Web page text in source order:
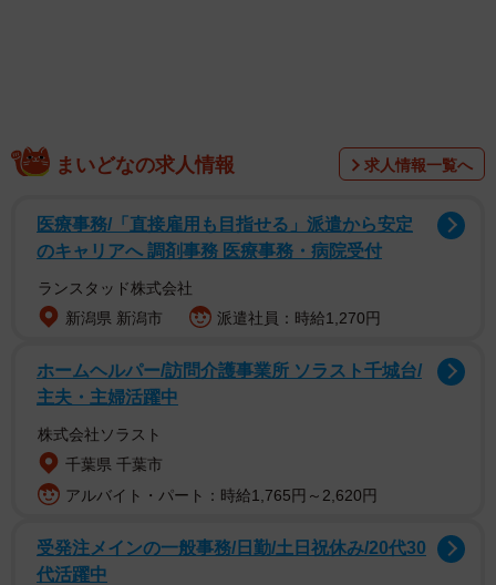
まいどなの求人情報 求人情報一覧へ
医療事務/「直接雇用も目指せる」派遣から安定
のキャリアへ 調剤事務 医療事務・病院受付
ランスタッド株式会社
新潟県 新潟市
派遣社員：時給1,270円
ホームヘルパー/訪問介護事業所 ソラスト千城台/
主夫・主婦活躍中
株式会社ソラスト
千葉県 千葉市
アルバイト・パート：時給1,765円～2,620円
受発注メインの一般事務/日勤/土日祝休み/20代30
代活躍中